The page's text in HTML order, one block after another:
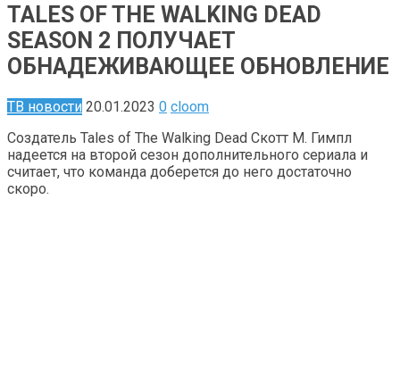
TALES OF THE WALKING DEAD
SEASON 2 ПОЛУЧАЕТ
ОБНАДЕЖИВАЮЩЕЕ ОБНОВЛЕНИЕ
ТВ новости 20.01.2023 0 cloom
Создатель Tales of The Walking Dead Скотт М. Гимпл
надеется на второй сезон дополнительного сериала и
считает, что команда доберется до него достаточно
скоро.